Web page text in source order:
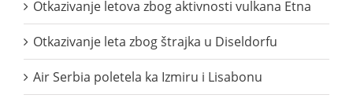
Otkazivanje letova zbog aktivnosti vulkana Etna
Otkazivanje leta zbog štrajka u Diseldorfu
Air Serbia poletela ka Izmiru i Lisabonu